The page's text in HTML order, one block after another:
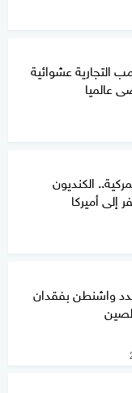
التجارية عشوائية
عالميا
الكنديون
إلى أميركا
واشنطن بفقدان